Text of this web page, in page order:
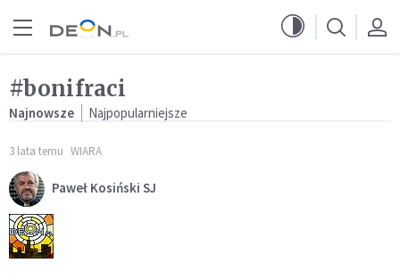
#bonifraci
Najnowsze Najpopularniejsze
3 lata temu WIARA
Paweł Kosiński SJ